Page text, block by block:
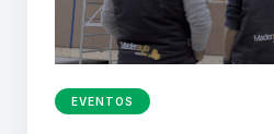
EVENTOS